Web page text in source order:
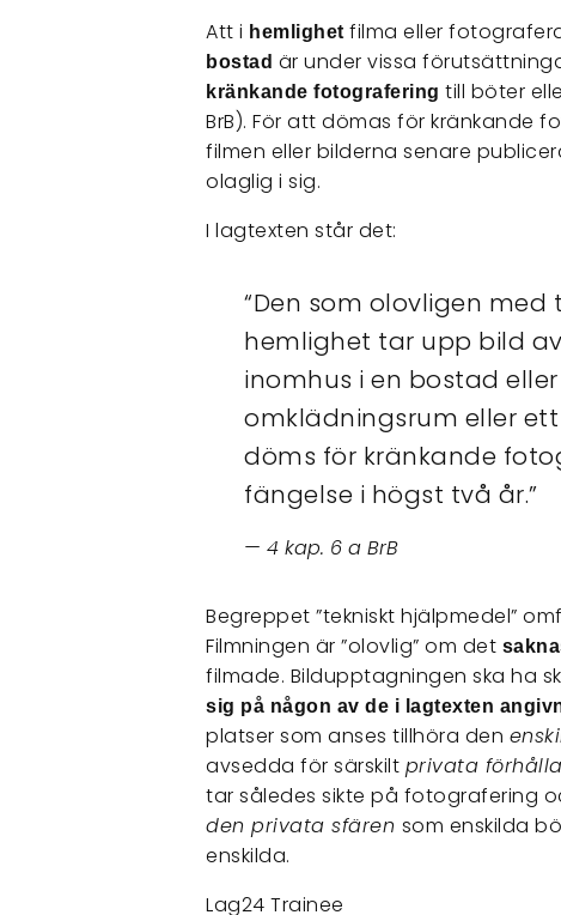
Att i hemlighetfilma eller
bostad är under vissa
kränkande fotograferingtill böter
BrB). För att dömas för kränkande
filmen eller bilderna senare
olaglig i sig.
I lagtexten står det:
“Den som olovligen
hemlighet tar upp bild
inomhus i en bostad
omklädningsrum eller
döms för kränkande
fängelse i högst två år.”
4 kap. 6 a BrB
Begreppet ”tekniskt hjälpmedel”
Filmningen är ”olovlig” om det
filmade. Bildupptagningen ska ha
sig på någon av de i lagtexten
platser som anses tillhöra den
avsedda för särskilt privata
tar således sikte på fotografering
den privata sfären som enskilda
enskilda.
Lag24 Trainee